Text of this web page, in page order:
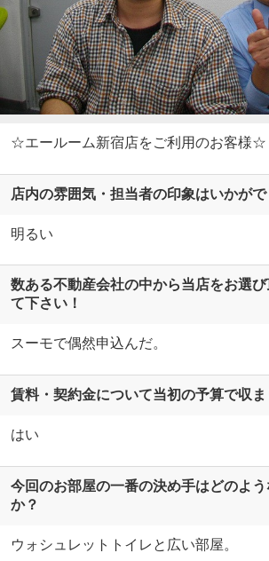
☆エールーム新宿店をご利用のお客様☆
店内の雰囲気・担当者の印象はいかがで
明るい
数ある不動産会社の中から当店をお選び
て下さい！
スーモで偶然申込んだ。
賃料・契約金について当初の予算で収ま
はい
今回のお部屋の一番の決め手はどのよ
か？
ウォシュレットトイレと広い部屋。